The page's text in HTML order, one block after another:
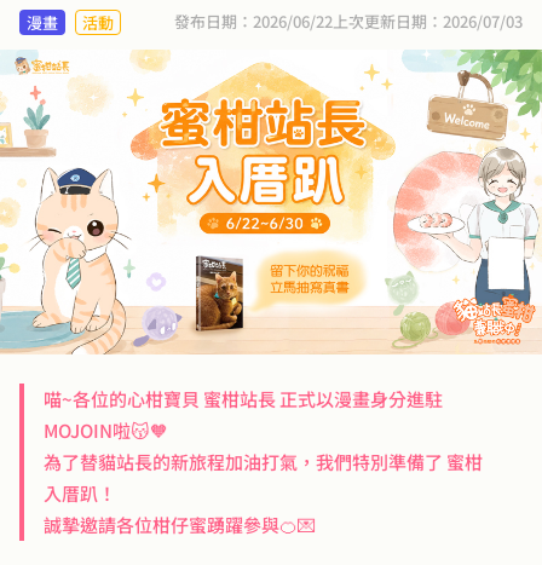
漫畫 活動 發布日期：2026/06/22上次更新日期：2026/07/03
喵~各位的心柑寶貝 蜜柑站長 正式以漫畫身分進駐
MOJOIN啦😽🧡
為了替貓站長的新旅程加油打氣，我們特別準備了 蜜柑
入厝趴！
誠摯邀請各位柑仔蜜踴躍參與🍊💌